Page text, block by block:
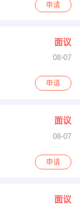
楼5层
申请
面议
08-07
申请
面议
08-07
申请
面议